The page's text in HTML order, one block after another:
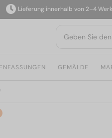
Lieferung innerhalb von 2–4
GEMÄLDE